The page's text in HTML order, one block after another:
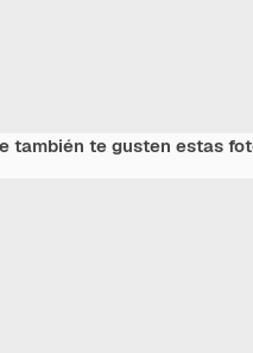
también te gusten estas